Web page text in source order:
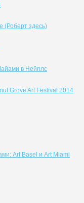
(Роберт здесь)
в Нейплс
Grove Art Festival 2014
Art Basel и Art Miami